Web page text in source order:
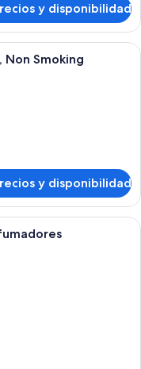
y disponibilidad
de hotel con una
Non Smoking
y disponibilidad
de hotel con cama,